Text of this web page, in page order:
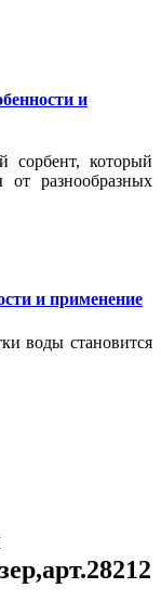
и
сорбент, который
разнообразных
и применение
воды становится